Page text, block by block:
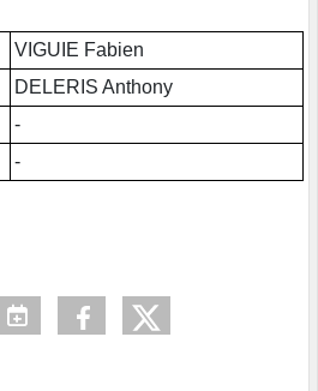
VIGUIE Fabien
DELERIS Anthony
-
-